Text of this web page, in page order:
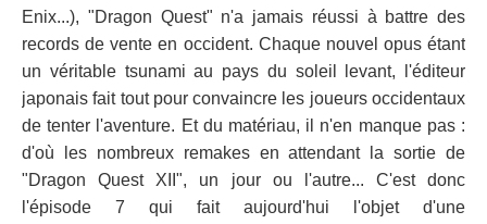
Enix...), "Dragon Quest" n'a jamais réussi à battre des
records de vente en occident. Chaque nouvel opus étant
un véritable tsunami au pays du soleil levant, l'éditeur
japonais fait tout pour convaincre les joueurs occidentaux
de tenter l'aventure. Et du matériau, il n'en manque pas :
d'où les nombreux remakes en attendant la sortie de
"Dragon Quest XII", un jour ou l'autre... C'est donc
l'épisode 7 qui fait aujourd'hui l'objet d'une